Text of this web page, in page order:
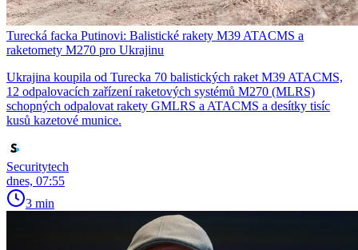
Turecká facka Putinovi: Balistické rakety M39 ATACMS a
raketomety M270 pro Ukrajinu
Ukrajina koupila od Turecka 70 balistických raket M39 ATACMS,
12 odpalovacích zařízení raketových systémů M270 (MLRS)
schopných odpalovat rakety GMLRS a ATACMS a desítky tisíc
kusů kazetové munice.
Securitytech
dnes, 07:55
3 min